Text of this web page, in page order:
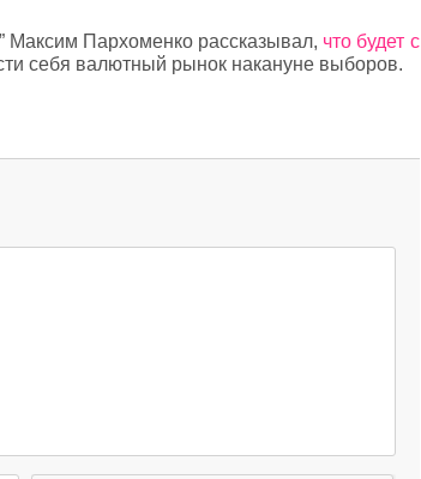
Максим Пархоменко рассказывал, что будет с
себя валютный рынок накануне выборов.